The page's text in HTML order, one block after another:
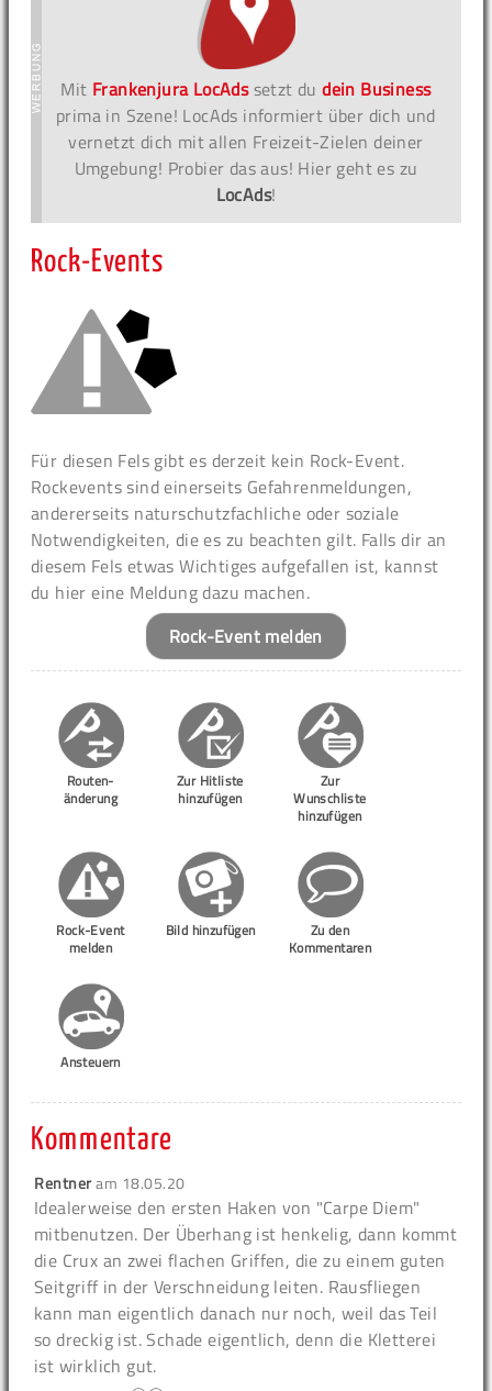
Mit Frankenjura LocAdssetzt dudein Business
prima in Szene! LocAds informiert über dich und
vernetzt dich mit allen Freizeit-Zielen deiner
Umgebung! Probier das aus! Hier geht es zu
LocAds!
Rock-Events
Für diesen Fels gibt es derzeit kein Rock-Event.
Rockevents sind einerseits Gefahrenmeldungen,
andererseits naturschutzfachliche oder soziale
Notwendigkeiten, die es zu beachten gilt. Falls dir an
diesem Fels etwas Wichtiges aufgefallen ist, kannst
du hier eine Meldung dazu machen.
Rock-Event melden
Routen-
änderung
Zur Hitliste
hinzufügen
Zur
Wunschliste
hinzufügen
Rock-Event
melden
Bild hinzufügen
Zu den
Kommentaren
Ansteuern
Kommentare
Rentneram 18.05.20
Idealerweise den ersten Haken von "Carpe Diem"
mitbenutzen. Der Überhang ist henkelig, dann kommt
die Crux an zwei flachen Griffen, die zu einem guten
Seitgriff in der Verschneidung leiten. Rausfliegen
kann man eigentlich danach nur noch, weil das Teil
so dreckig ist. Schade eigentlich, denn die Kletterei
ist wirklich gut.